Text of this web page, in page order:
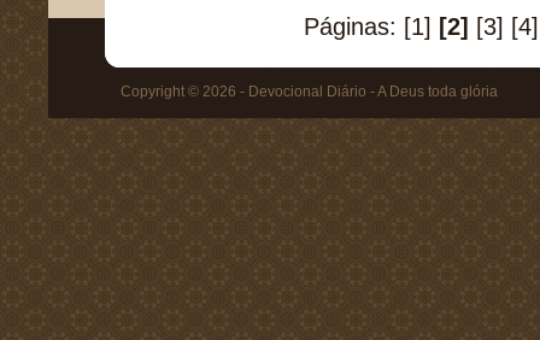
Páginas: [1] [2] [3] [4]
Copyright © 2026 - Devocional Diário - A Deus toda glória